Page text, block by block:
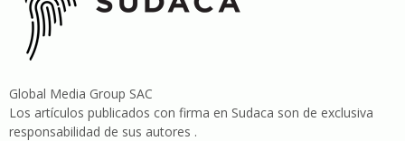
Global Media Group SAC
Los artículos publicados con firma en Sudaca son de exclusiva
responsabilidad de sus autores .